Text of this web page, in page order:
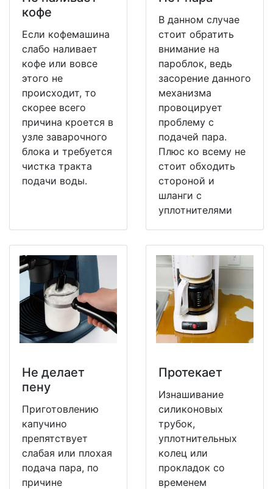
кофе
Если кофемашина
слабо наливает
кофе или вовсе
этого не
происходит, то
скорее всего
причина кроется в
узле заварочного
блока и требуется
чистка тракта
подачи воды.
В данном случае
стоит обратить
внимание на
пароблок, ведь
засорение данного
механизма
провоцирует
проблему с
подачей пара.
Плюс ко всему не
стоит обходить
стороной и
шланги с
уплотнителями
Не делает
пену
Приготовлению
капучино
препятствует
слабая или плохая
подача пара, по
причине
Протекает
Изнашивание
силиконовых
трубок,
уплотнительных
колец или
прокладок со
временем